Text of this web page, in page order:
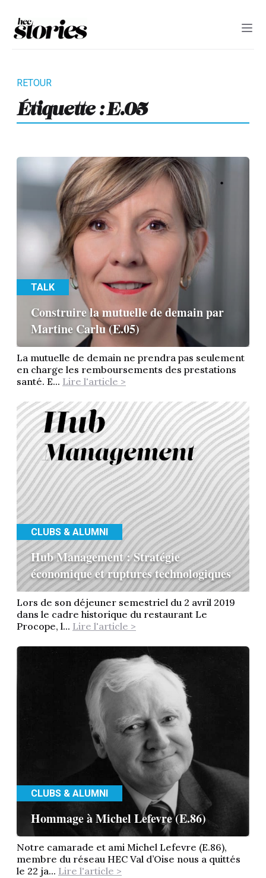
Étiquette : E.05
TALK
Construire la mutuelle de demain par
Martine Carlu (E.05)
La mutuelle de demain ne prendra pas seulement
en charge les remboursements des prestations
santé. E... Lire l'article >
CLUBS & ALUMNI
Hub Management : Stratégie
économique et ruptures technologiques
Lors de son déjeuner semestriel du 2 avril 2019
dans le cadre historique du restaurant Le
Procope, l... Lire l'article >
CLUBS & ALUMNI
Hommage à Michel Lefevre (E.86)
Notre camarade et ami Michel Lefevre (E.86),
membre du réseau HEC Val d’Oise nous a quittés
le 22 ja... Lire l'article >